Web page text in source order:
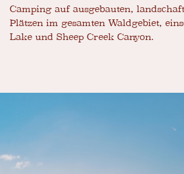
Camping auf ausgebauten,
Plätzen im gesamten Waldgebiet,
Lake und Sheep Creek Canyon.